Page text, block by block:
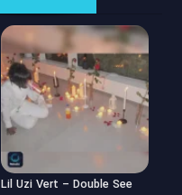
Lil Uzi Vert – Double See